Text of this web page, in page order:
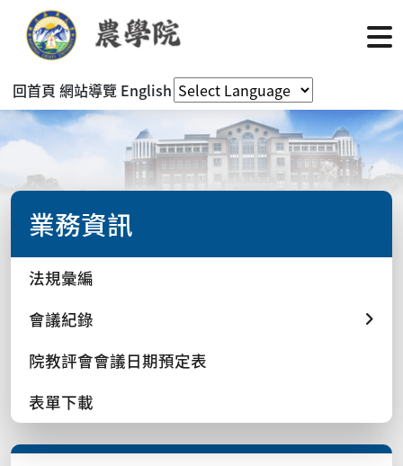
回首頁 網站導覽 English
業務資訊
法規彙編
會議紀錄
院教評會會議日期預定表
表單下載